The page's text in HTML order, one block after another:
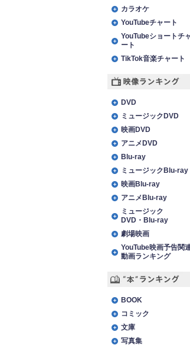
カラオケ
YouTubeチャート
YouTubeショートチ
ート
TikTok音楽チャート
DVD
ミュージックDVD
映画DVD
アニメDVD
Blu-ray
ミュージックBlu-ray
映画Blu-ray
アニメBlu-ray
ミュージック
DVD・Blu-ray
劇場映画
YouTube映画予告関
動画ランキング
BOOK
コミック
文庫
写真集